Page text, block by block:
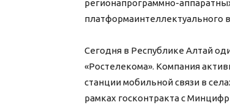
регионапрограммно-
платформаинтеллектуального
Сегодня в Республике Алтай
«Ростелекома». Компания
станции мобильной связи в
рамках госконтракта с